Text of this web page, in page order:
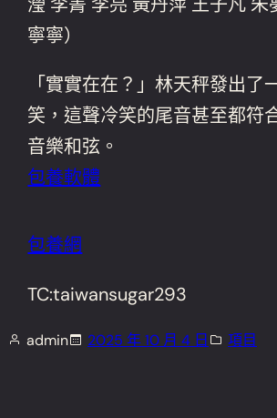
寧寧）
「實實在在？」林天秤發出了
笑，這聲冷笑的尾音甚至都符
音樂和弦。
包養軟體
包養網
TC:taiwansugar293
admin 2025 年 10 月 4 日 項目